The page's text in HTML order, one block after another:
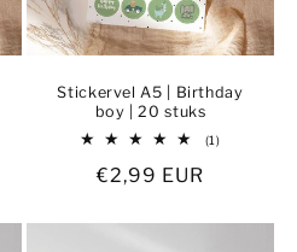
Stickervel A5 | Birthday
boy | 20 stuks
(1)1
Normale
€2,99 EUR